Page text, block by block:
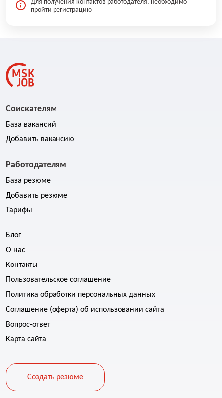
Для получения контактов работодателя, необходимо
пройти регистрацию
Соискателям
База вакансий
Добавить вакансию
Работодателям
База резюме
Добавить резюме
Тарифы
Блог
О нас
Контакты
Пользовательское соглашение
Политика обработки персональных данных
Соглашение (оферта) об использовании сайта
Вопрос-ответ
Карта сайта
Создать резюме